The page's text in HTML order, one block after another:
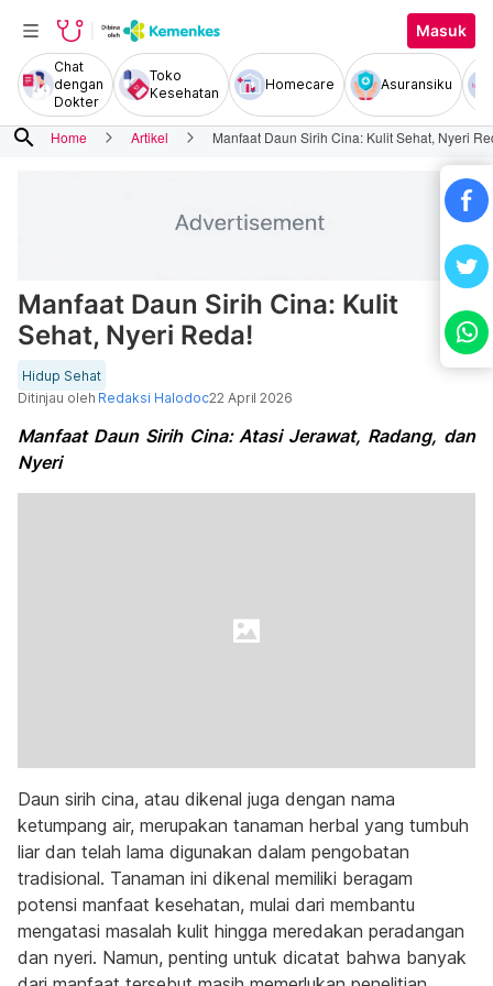
Masuk
Chat
dengan
Dokter
Toko
Kesehatan
Homecare Asuransiku
search Home Artikel Manfaat Daun Sirih Cina: Kulit Sehat, Nyeri
Manfaat Daun Sirih Cina: Kulit
Sehat, Nyeri Reda!
Hidup Sehat
Ditinjau oleh Redaksi Halodoc22 April 2026
Manfaat Daun Sirih Cina: Atasi Jerawat, Radang, dan
Nyeri
Daun sirih cina, atau dikenal juga dengan nama
ketumpang air, merupakan tanaman herbal yang tumbuh
liar dan telah lama digunakan dalam pengobatan
tradisional. Tanaman ini dikenal memiliki beragam
potensi manfaat kesehatan, mulai dari membantu
mengatasi masalah kulit hingga meredakan peradangan
dan nyeri. Namun, penting untuk dicatat bahwa banyak